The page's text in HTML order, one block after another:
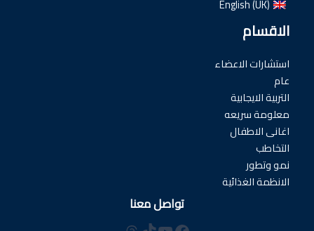
English (UK)
الاقسام
استشارات الاعضاء
عام
التربية الايجابية
معلومة سريعه
اغانى الاطفال
التخاطب
نمو وتطور
الانظمة الغذائية
تواصل معنا